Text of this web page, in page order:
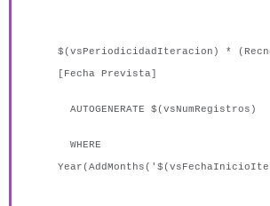
$(vsPeriodicidadIteracion) *
[Fecha Prevista]
AUTOGENERATE $(vsNumRegistros)
WHERE